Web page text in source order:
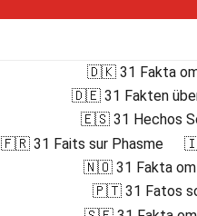
🇩🇰 31 Fakta om
🇩🇪 31 Fakten
🇪🇸 31 Hechos
🇫🇷 31 Faits sur Phasme
🇳🇴 31 Fakta om
🇵🇹 31 Fatos